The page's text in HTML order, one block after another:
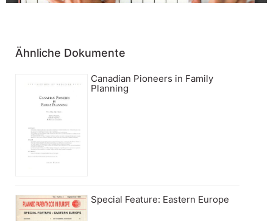
Ähnliche Dokumente
Canadian Pioneers in Family
Planning
Special Feature: Eastern Europe